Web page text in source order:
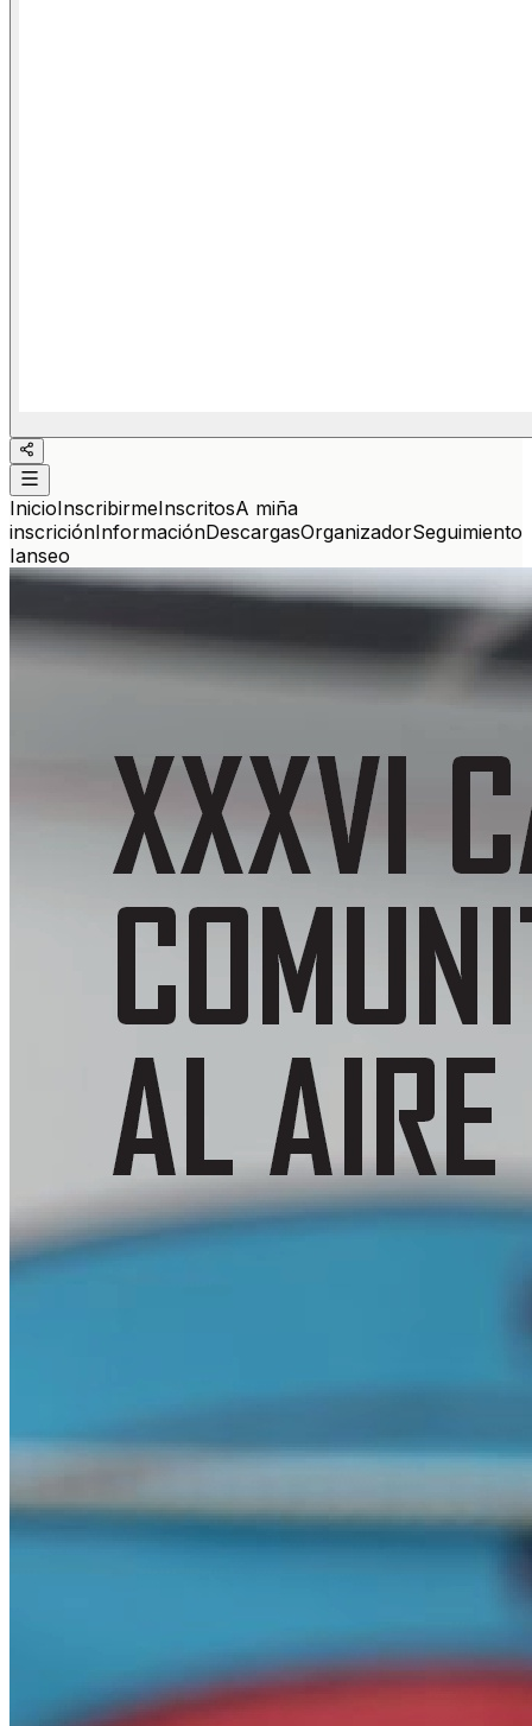
InicioInscribirmeInscritosA miña
inscriciónInformaciónDescargasOrganizadorSeguimiento
Ianseo